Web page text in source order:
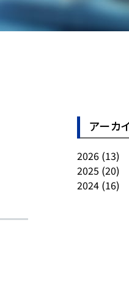
アーカ
2026 (13)
2025 (20)
2024 (16)